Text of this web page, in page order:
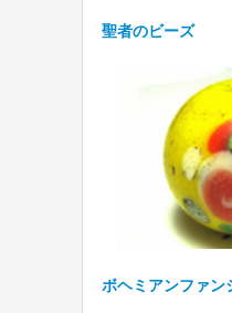
聖者のビーズ
ボヘミアンファン